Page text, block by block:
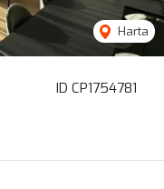
ID CP1754781
Harta